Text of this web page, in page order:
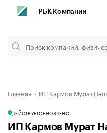
РБК Компании
Главная ИП Кармов Мурат
ДЕЙСТВУЕТОБНОВЛЕНО
ИП Кармов Мурат